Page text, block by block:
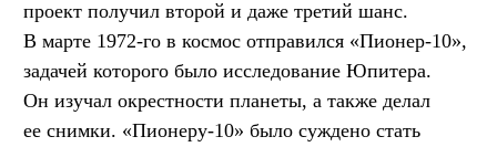
проект получил второй и даже третий шанс.
В марте 1972-го в космос отправился «Пионер-10»,
задачей которого было исследование Юпитера.
Он изучал окрестности планеты, а также делал
ее снимки. «Пионеру-10» было суждено стать